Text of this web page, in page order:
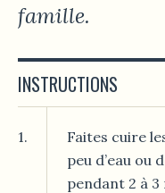
famille.
INSTRUCTIONS
1.
Faites cuire
peu d’eau ou
pendant 2 à 3